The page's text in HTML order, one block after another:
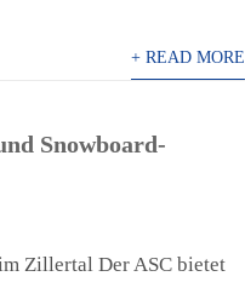
+ READ MORE
Snowboard-
Zillertal Der ASC bietet